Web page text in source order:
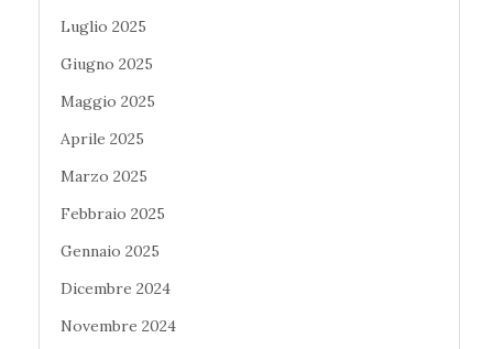
Luglio 2025
Giugno 2025
Maggio 2025
Aprile 2025
Marzo 2025
Febbraio 2025
Gennaio 2025
Dicembre 2024
Novembre 2024